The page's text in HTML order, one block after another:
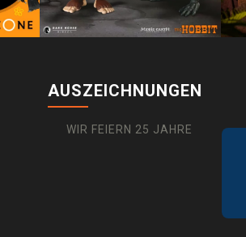
AUSZEICHNUNGEN
WIR FEIERN 25 JAHRE